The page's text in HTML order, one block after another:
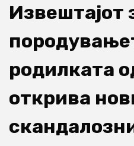
Извештајот
родилката
открива